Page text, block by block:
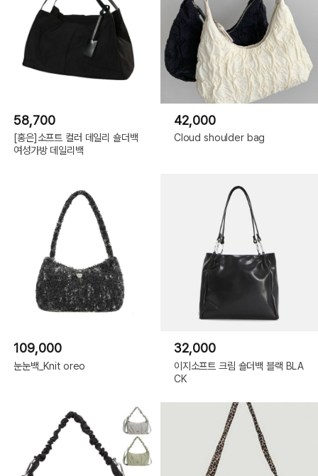
58,700
[홍은]소프트 컬러 데일리 숄더백
여성가방 데일리백
42,000
Cloud shoulder bag
109,000
눈눈백_Knit oreo
32,000
이지소프트 크림 숄더백 블랙 BLA
CK